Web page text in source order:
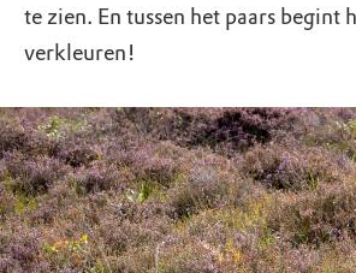
te zien. En tussen het paars begint
verkleuren!